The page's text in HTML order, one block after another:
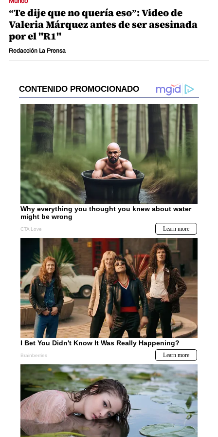
“Te dije que no quería eso”: Video de
Valeria Márquez antes de ser asesinada
por el "R1"
Redacción La Prensa